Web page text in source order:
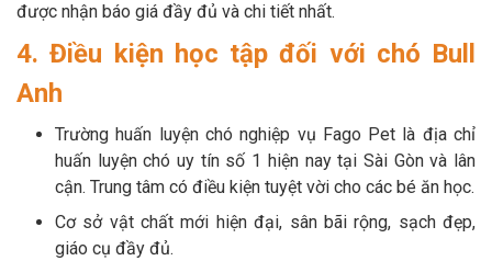
được nhận báo giá đầy đủ và chi tiết nhất.
4. Điều kiện học tập đối với chó Bull
Anh
Trường huấn luyện chó nghiệp vụ Fago Pet là địa chỉ
huấn luyện chó uy tín số 1 hiện nay tại Sài Gòn và lân
cận. Trung tâm có điều kiện tuyệt vời cho các bé ăn học.
Cơ sở vật chất mới hiện đại, sân bãi rộng, sạch đẹp,
giáo cụ đầy đủ.